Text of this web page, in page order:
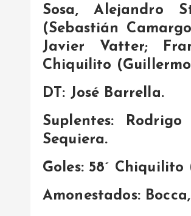
Sosa, Alejandro
(Sebastián
Javier Vatter;
Chiquilito
DT: José Barrella.
Suplentes:
Sequiera.
Goles: 58´
Amonestados: